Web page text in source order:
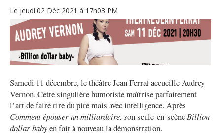
Le jeudi 02 Déc 2021 à 17h03 PM
Samedi 11 décembre, le théâtre Jean Ferrat accueille Audrey
Vernon. Cette singulière humoriste maîtrise parfaitement
l’art de faire rire du pire mais avec intelligence. Après
Comment épouser un milliardaire, son seule-en-scèneBillion
dollar babyen fait à nouveau la démonstration.